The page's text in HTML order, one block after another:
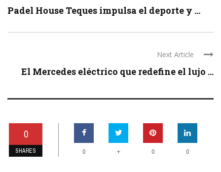
Padel House Teques impulsa el deporte y ...
Next Article
El Mercedes eléctrico que redefine el lujo ...
0
SHARES 0 + 0 0